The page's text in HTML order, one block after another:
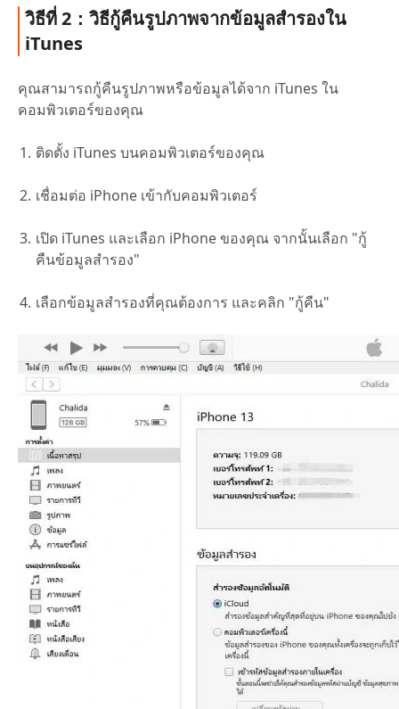
วิธีที่ 2：วิธีกู้คืนรูปภาพจากข้อมูลสำรองใน
iTunes
คุณสามารถกู้คืนรูปภาพหรือข้อมูลได้จาก iTunes ใน
คอมพิวเตอร์ของคุณ
ติดตั้ง iTunes บนคอมพิวเตอร์ของคุณ
เชื่อมต่อ iPhone เข้ากับคอมพิวเตอร์
เปิด iTunes และเลือก iPhone ของคุณ จากนั้นเลือก "กู้
คืนข้อมูลสำรอง"
เลือกข้อมูลสำรองที่คุณต้องการ และคลิก "กู้คืน"